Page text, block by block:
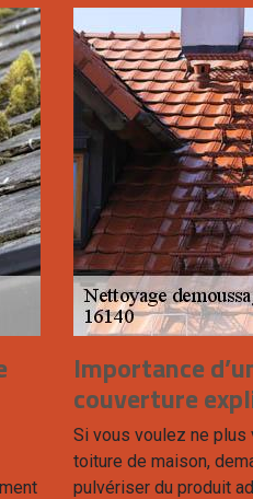
Importance
couverture
Si vous voulez ne
toiture de maison,
pulvériser du produit